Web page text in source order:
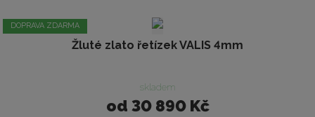
DOPRAVA ZDARMA
Žluté zlato řetízek VALIS 4mm
skladem
od 30 890 Kč